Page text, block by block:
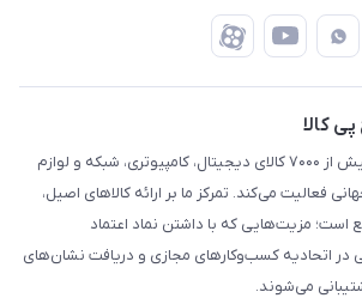
کالا
(HPKALA) با بیش از ۷۰۰۰ کالای دیجیتال، کامپیوتری، شبکه و لوازم
فعالیت می‌کند. تمرکز ما بر ارائه کالاهای اصیل،
مزیت‌هایی که با داشتن نماد اعتماد
در اتحادیه کسب‌وکارهای مجازی و دریافت نشان‌های
می‌شوند.